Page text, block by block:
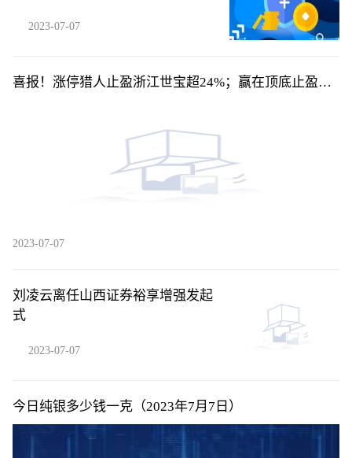
2023-07-07
喜报！涨停猎人止盈浙江世宝超24%；赢在顶底止盈平
2023-07-07
刘凌云离任山西证券裕享增强发起
式
2023-07-07
今日纯银多少钱一克（2023年7月7日）